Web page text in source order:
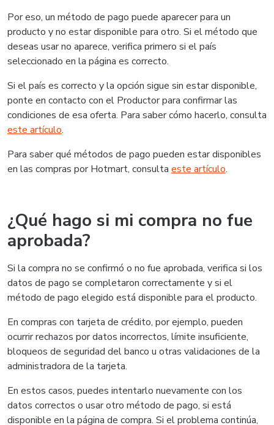
Por eso, un método de pago puede aparecer para un
producto y no estar disponible para otro. Si el método que
deseas usar no aparece, verifica primero si el país
seleccionado en la página es correcto.
Si el país es correcto y la opción sigue sin estar disponible,
ponte en contacto con el Productor para confirmar las
condiciones de esa oferta. Para saber cómo hacerlo, consulta
este artículo.
Para saber qué métodos de pago pueden estar disponibles
en las compras por Hotmart, consulta este artículo.
¿Qué hago si mi compra no fue
aprobada?
Si la compra no se confirmó o no fue aprobada, verifica si los
datos de pago se completaron correctamente y si el
método de pago elegido está disponible para el producto.
En compras con tarjeta de crédito, por ejemplo, pueden
ocurrir rechazos por datos incorrectos, límite insuficiente,
bloqueos de seguridad del banco u otras validaciones de la
administradora de la tarjeta.
En estos casos, puedes intentarlo nuevamente con los
datos correctos o usar otro método de pago, si está
disponible en la página de compra. Si el problema continúa,